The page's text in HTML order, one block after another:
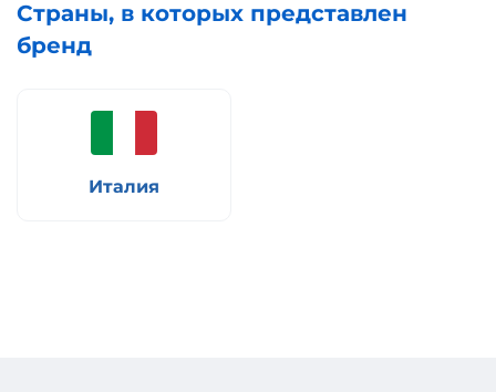
Страны, в которых представлен
бренд
Италия